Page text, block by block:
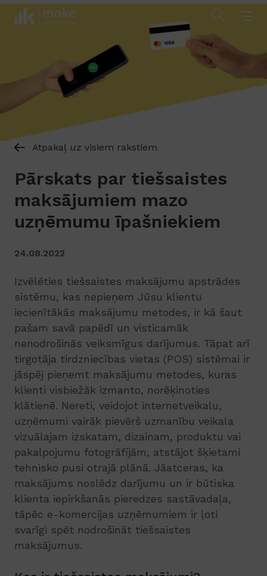
Atpakaļ uz visiem rakstiem
Pārskats par tiešsaistes
maksājumiem mazo
uzņēmumu īpašniekiem
24.08.2022
Izvēlēties tiešsaistes maksājumu apstrādes
sistēmu, kas nepieņem Jūsu klientu
iecienītākās maksājumu metodes, ir kā šaut
pašam savā papēdī un visticamāk
nenodrošinās veiksmīgus darījumus. Tāpat arī
tirgotāja tirdzniecības vietas (POS) sistēmai ir
jāspēj pieņemt maksājumu metodes, kuras
klienti visbiežāk izmanto, norēķinoties
klātienē. Nereti, veidojot internetveikalu,
uzņēmumi vairāk pievērš uzmanību veikala
vizuālajam izskatam, dizainam, produktu vai
pakalpojumu fotogrāfijām, atstājot šķietami
tehnisko pusi otrajā plānā. Jāatceras, ka
maksājums noslēdz darījumu un ir būtiska
klienta iepirkšanās pieredzes sastāvadaļa,
tāpēc e-komercijas uzņēmumiem ir ļoti
svarīgi spēt nodrošināt tiešsaistes
maksājumus.